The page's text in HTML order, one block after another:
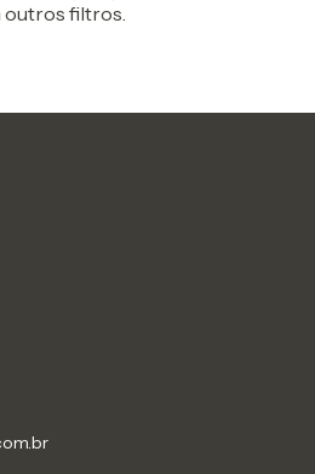
outros filtros.